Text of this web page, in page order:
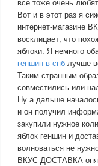
Вот и в этот раз я
интернет-магазине
восклицает, что
яблоки. Я немного
геншин в спб лучше
Таким странным
совместились или
Ну а дальше
и он получил
закупили нужное
яблок геншин и
волноваться не
ВКУС-ДОСТАВКА